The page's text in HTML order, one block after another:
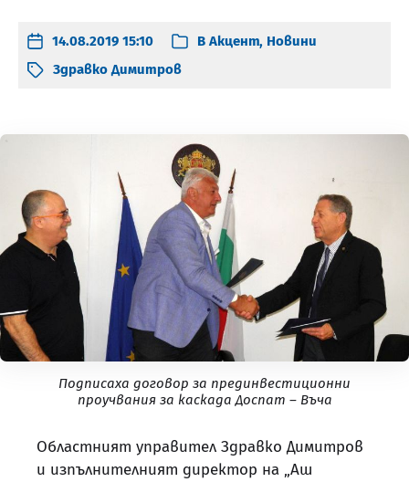
14.08.2019 15:10 В Акцент, Новини
Здравко Димитров
Подписаха договор за прединвестиционни
проучвания за каскада Доспат – Въча
Областният управител Здравко Димитров
и изпълнителният директор на „Аш